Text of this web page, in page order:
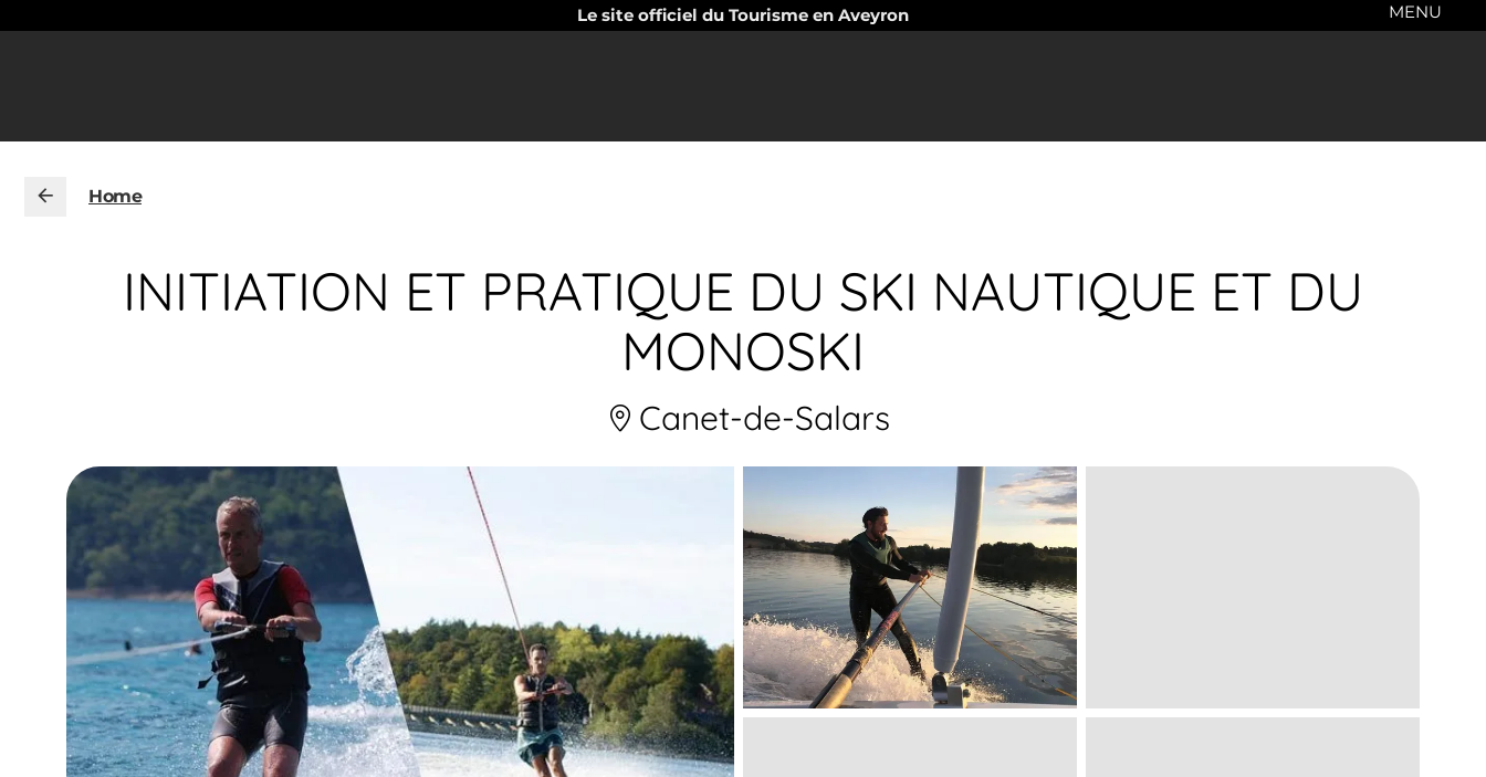
Le site officiel du Tourisme en Aveyron MENU
Home
INITIATION ET PRATIQUE DU SKI NAUTIQUE ET DU
MONOSKI
Canet-de-Salars